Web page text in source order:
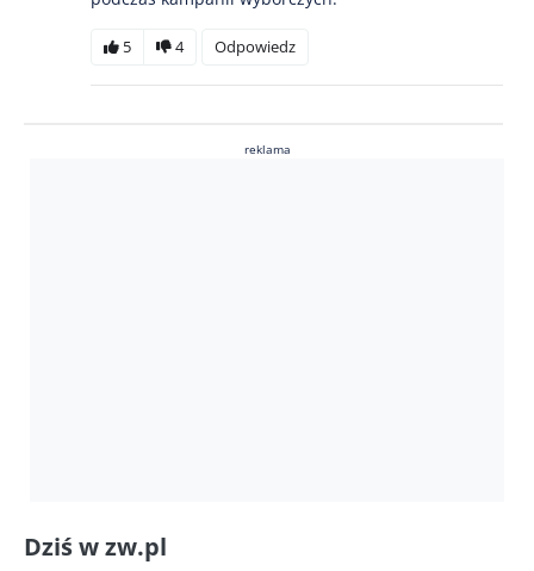
5 4 Odpowiedz
reklama
Dziś w zw.pl